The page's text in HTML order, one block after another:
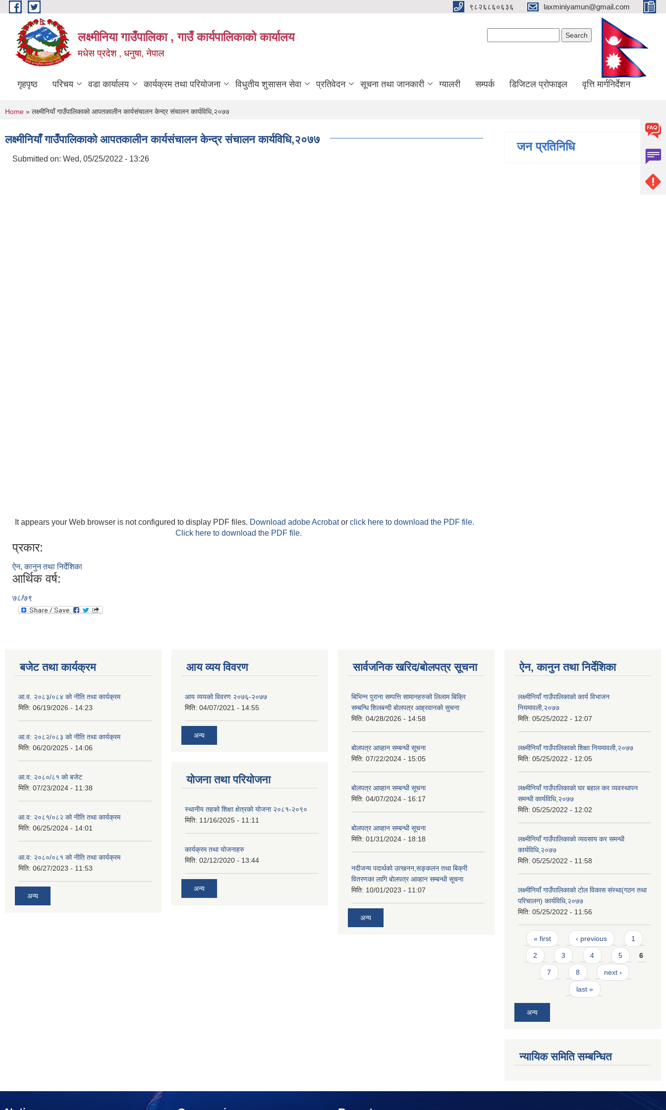
Skip to main content ९८२६८६०६३६ laxminiyamun@gmail.com
लक्ष्मीनिया गाउँपालिका , गाउँ कार्यपालिकाको कार्यालय
मधेस प्रदेश , धनुषा, नेपाल
गृहपृष्ठ परिचय वडा कार्यालय कार्यक्रम तथा परियोजना विधुतीय शुसासन सेवा प्रतिवेदन सूचना तथा जानकारी ग्यालरी सम्पर्क डिजिटल प्रोफाइल वृत्ति मार्गनिर्देशन
You are here
Home » लक्ष्मीनियाँ गाउँपालिकाको आपतकालीन कार्यसंचालन केन्द्र संचालन कार्यविधि,२०७७
लक्ष्मीनियाँ गाउँपालिकाको आपतकालीन कार्यसंचालन केन्द्र संचालन कार्यविधि,२०७७
Submitted on: Wed, 05/25/2022 - 13:26
It appears your Web browser is not configured to display PDF files. Download adobe Acrobator click here to download the PDF file.
Click here to download the PDF file.
प्रकार:
ऐन, कानुन तथा निर्देशिका
आर्थिक वर्ष:
७८/७९
जन प्रतिनिधि
बजेट तथा कार्यक्रम
आ.व. २०८३/०८४ को नीति तथा कार्यक्रम
मिति: 06/19/2026 - 14:23
आ.व: २०८२/०८३ को नीति तथा कार्यक्रम
मिति: 06/20/2025 - 14:06
आ.व: २०८०/८१ को बजेट
मिति: 07/23/2024 - 11:38
आ.व: २०८१/०८२ को नीति तथा कार्यक्रम
मिति: 06/25/2024 - 14:01
आ.व: २०८०/०८१ को नीति तथा कार्यक्रम
मिति: 06/27/2023 - 11:53
अन्य
आय व्यय विवरण
आय व्ययको विवरण २०७६-२०७७
मिति: 04/07/2021 - 14:55
अन्य
योजना तथा परियोजना
स्थानीय तहको शिक्षा क्षेत्रको योजना २०८१-२०९०
मिति: 11/16/2025 - 11:11
कार्यक्रम तथा योजनाहरु
मिति: 02/12/2020 - 13:44
अन्य
सार्वजनिक खरिद/बोलपत्र सूचना
बिभिन्न पुराना सम्पत्ति सामानहरुको लिलाम बिक्रि
सम्बन्धि शिलबन्दी बोलपत्र आह्रवानको सुचना
मिति: 04/28/2026 - 14:58
बोलपत्र आव्हान सम्बन्धी सूचना
मिति: 07/22/2024 - 15:05
बोलपत्र आव्हान सम्बन्धी सूचना
मिति: 04/07/2024 - 16:17
बोलपत्र आव्हान सम्बन्धी सूचना
मिति: 01/31/2024 - 18:18
नदीजन्य पदार्थको उत्खनन,सङ्कलन तथा बिक्री
वितरणका लागि बोलपत्र आव्हान सम्बन्धी सूचना
मिति: 10/01/2023 - 11:07
अन्य
ऐन, कानुन तथा निर्देशिका
लक्ष्मीनियाँ गाउँपालिकाको कार्य विभाजन
नियमावली,२०७७
मिति: 05/25/2022 - 12:07
लक्ष्मीनियाँ गाउँपालिकाको शिक्षा नियमावली,२०७७
मिति: 05/25/2022 - 12:05
लक्ष्मीनियाँ गाउँपालिकाको घर बहाल कर व्यवस्थापन
समन्धी कार्यविधि,२०७७
मिति: 05/25/2022 - 12:02
लक्ष्मीनियाँ गाउँपालिकाको व्यवसाय कर समन्धी
कार्यविधि,२०७७
मिति: 05/25/2022 - 11:58
लक्ष्मीनियाँ गाउँपालिकाको टोल विकास संस्था(गठन तथा
परिचालन) कार्यविधि,२०७७
मिति: 05/25/2022 - 11:56
Pages
« first ‹ previous 1
2 3 4 5 6
7 8 next ›
last »
अन्य
न्यायिक समिति सम्बन्धित